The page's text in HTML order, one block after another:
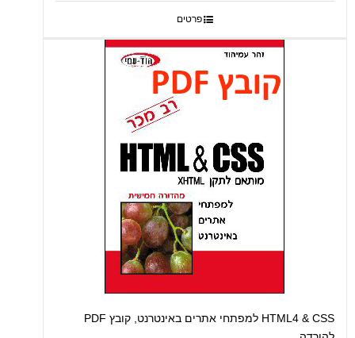
פרטים
HTML4 & CSS למפתחי אתרים באינטרנט, קובץ PDF